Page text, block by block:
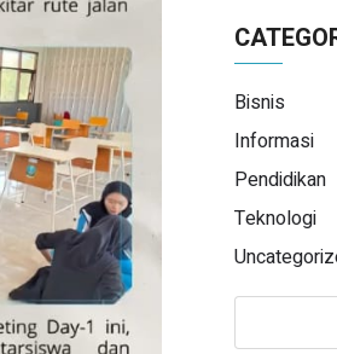
Bisnis
Informasi
Pendidikan
Teknologi